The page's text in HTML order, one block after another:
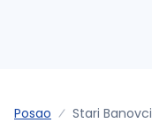
Posao Stari Banovci